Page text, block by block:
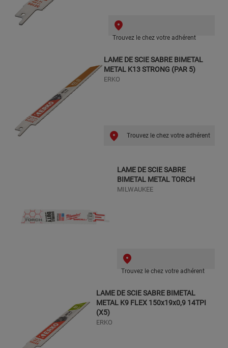
Trouvez le chez votre adhérent
LAME DE SCIE SABRE BIMETAL
METAL K13 STRONG (PAR 5)
ERKO
Trouvez le chez votre adhérent
LAME DE SCIE SABRE
BIMETAL METAL TORCH
MILWAUKEE
Trouvez le chez votre adhérent
LAME DE SCIE SABRE BIMETAL
METAL K9 FLEX 150x19x0,9 14TPI
(X5)
ERKO